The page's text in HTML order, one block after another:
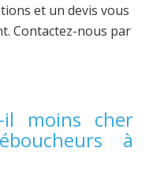
et un devis vous
Contactez-nous par
il moins cher
à